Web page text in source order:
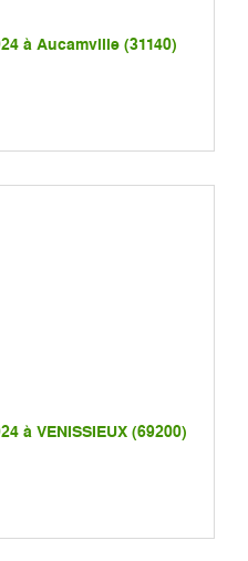
à Aucamville (31140)
à VENISSIEUX (69200)